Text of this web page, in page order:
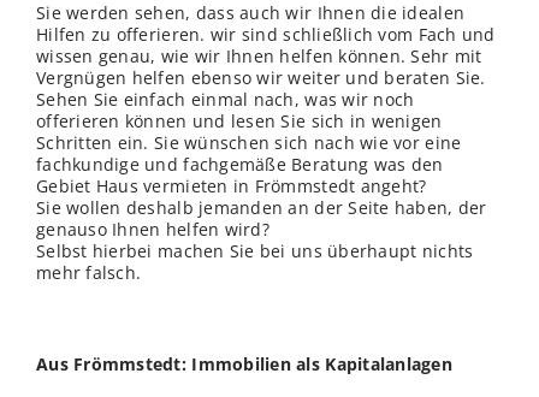
Sie werden sehen, dass auch wir Ihnen die idealen
Hilfen zu offerieren. wir sind schließlich vom Fach und
wissen genau, wie wir Ihnen helfen können. Sehr mit
Vergnügen helfen ebenso wir weiter und beraten Sie.
Sehen Sie einfach einmal nach, was wir noch
offerieren können und lesen Sie sich in wenigen
Schritten ein. Sie wünschen sich nach wie vor eine
fachkundige und fachgemäße Beratung was den
Gebiet Haus vermieten in Frömmstedt angeht?
Sie wollen deshalb jemanden an der Seite haben, der
genauso Ihnen helfen wird?
Selbst hierbei machen Sie bei uns überhaupt nichts
mehr falsch.
Aus Frömmstedt: Immobilien als Kapitalanlagen